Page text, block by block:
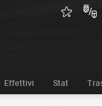
Effettivi Stat